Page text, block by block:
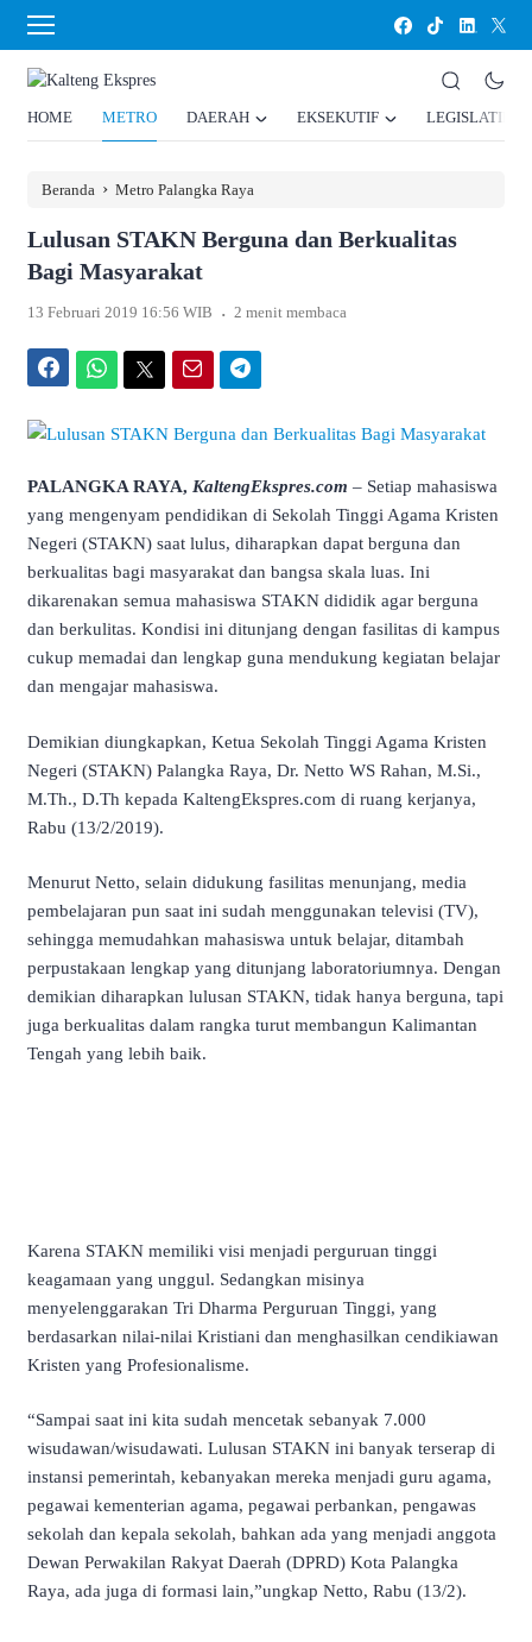
HOME METRO DAERAH EKSEKUTIF LEGISLATIF
Beranda › Metro Palangka Raya
Lulusan STAKN Berguna dan Berkualitas
Bagi Masyarakat
13 Februari 2019 16:56 WIB . 2 menit membaca
PALANGKA RAYA, KaltengEkspres.com – Setiap mahasiswa
yang mengenyam pendidikan di Sekolah Tinggi Agama Kristen
Negeri (STAKN) saat lulus, diharapkan dapat berguna dan
berkualitas bagi masyarakat dan bangsa skala luas. Ini
dikarenakan semua mahasiswa STAKN dididik agar berguna
dan berkulitas. Kondisi ini ditunjang dengan fasilitas di kampus
cukup memadai dan lengkap guna mendukung kegiatan belajar
dan mengajar mahasiswa.
Demikian diungkapkan, Ketua Sekolah Tinggi Agama Kristen
Negeri (STAKN) Palangka Raya, Dr. Netto WS Rahan, M.Si.,
M.Th., D.Th kepada KaltengEkspres.com di ruang kerjanya,
Rabu (13/2/2019).
Menurut Netto, selain didukung fasilitas menunjang, media
pembelajaran pun saat ini sudah menggunakan televisi (TV),
sehingga memudahkan mahasiswa untuk belajar, ditambah
perpustakaan lengkap yang ditunjang laboratoriumnya. Dengan
demikian diharapkan lulusan STAKN, tidak hanya berguna, tapi
juga berkualitas dalam rangka turut membangun Kalimantan
Tengah yang lebih baik.
Karena STAKN memiliki visi menjadi perguruan tinggi
keagamaan yang unggul. Sedangkan misinya
menyelenggarakan Tri Dharma Perguruan Tinggi, yang
berdasarkan nilai-nilai Kristiani dan menghasilkan cendikiawan
Kristen yang Profesionalisme.
“Sampai saat ini kita sudah mencetak sebanyak 7.000
wisudawan/wisudawati. Lulusan STAKN ini banyak terserap di
instansi pemerintah, kebanyakan mereka menjadi guru agama,
pegawai kementerian agama, pegawai perbankan, pengawas
sekolah dan kepala sekolah, bahkan ada yang menjadi anggota
Dewan Perwakilan Rakyat Daerah (DPRD) Kota Palangka
Raya, ada juga di formasi lain,”ungkap Netto, Rabu (13/2).